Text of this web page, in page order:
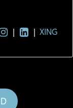
| | XING